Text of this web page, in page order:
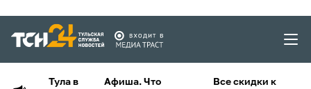
Тула в
Афиша. Что
Все скидки к